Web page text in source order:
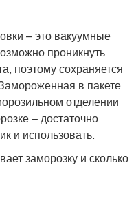
– это вакуумные
проникнуть
поэтому сохраняется
в пакете
отделении
– достаточно
и использовать.
заморозку и сколько